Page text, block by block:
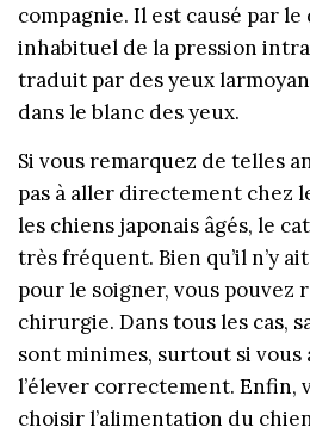
compagnie. Il est causé par
inhabituel de la pression
traduit par des yeux
dans le blanc des yeux.
Si vous remarquez de telles
pas à aller directement chez
les chiens japonais âgés, le
très fréquent. Bien qu’il n’y
pour le soigner, vous pouvez
chirurgie. Dans tous les cas,
sont minimes, surtout si vous
l’élever correctement. Enfin,
choisir l’alimentation du